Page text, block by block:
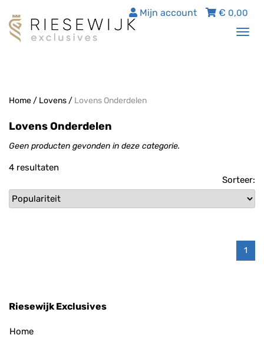
€ 0,00
Mijn account
Home/ Lovens/ Lovens Onderdelen
Lovens Onderdelen
Geen producten gevonden in deze categorie.
4 resultaten
Sorteer:
1
Riesewijk Exclusives
Home